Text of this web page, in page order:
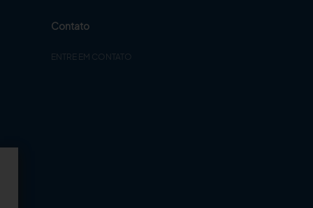
Contato
ENTRE EM CONTATO